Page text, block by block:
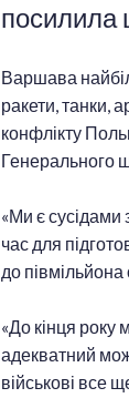
посилила
Варшава
ракети, танки,
конфлікту
Генерального
«Ми є сусідами
час для
до півмільйона
«До кінця року
адекватний
військові все